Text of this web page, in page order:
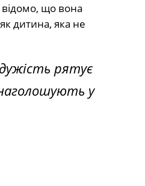
відомо, що вона
дитина, яка не
рятує
у